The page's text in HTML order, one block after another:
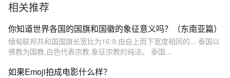
相关推荐
你知道世界各国的国旗和国徽的象征意义吗？（东南亚篇）
缅甸联邦共和国国旗长宽比为16:9,由自上而下宽度相同的... 泰国以
佛教为国教,白色代表宗教,象征宗教的纯洁。 泰国...
如果Emoji拍成电影什么样？